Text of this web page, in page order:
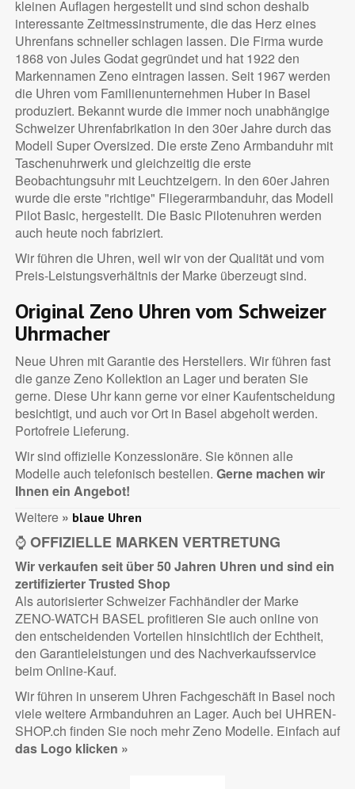
kleinen Auflagen hergestellt und sind schon deshalb
interessante Zeitmessinstrumente, die das Herz eines
Uhrenfans schneller schlagen lassen. Die Firma wurde
1868 von Jules Godat gegründet und hat 1922 den
Markennamen Zeno eintragen lassen. Seit 1967 werden
die Uhren vom Familienunternehmen Huber in Basel
produziert. Bekannt wurde die immer noch unabhängige
Schweizer Uhrenfabrikation in den 30er Jahre durch das
Modell Super Oversized. Die erste Zeno Armbanduhr mit
Taschenuhrwerk und gleichzeitig die erste
Beobachtungsuhr mit Leuchtzeigern. In den 60er Jahren
wurde die erste "richtige" Fliegerarmbanduhr, das Modell
Pilot Basic, hergestellt. Die Basic Pilotenuhren werden
auch heute noch fabriziert.
Wir führen die Uhren, weil wir von der Qualität und vom
Preis-Leistungsverhältnis der Marke überzeugt sind.
Original Zeno Uhren vom Schweizer
Uhrmacher
Neue Uhren mit Garantie des Herstellers. Wir führen fast
die ganze Zeno Kollektion an Lager und beraten Sie
gerne. Diese Uhr kann gerne vor einer Kaufentscheidung
besichtigt, und auch vor Ort in Basel abgeholt werden.
Portofreie Lieferung.
Wir sind offizielle Konzessionäre. Sie können alle
Modelle auch telefonisch bestellen. Gerne machen wir
Ihnen ein Angebot!
Weitere » blaue Uhren
⌚OFFIZIELLE MARKEN VERTRETUNG
Wir verkaufen seit über 50 Jahren Uhren und sind ein
zertifizierterTrusted Shop
Als autorisierter Schweizer Fachhändler der Marke
ZENO-WATCH BASEL profitieren Sie auch online von
den entscheidenden Vorteilen hinsichtlich der Echtheit,
den Garantieleistungen und des Nachverkaufsservice
beim Online-Kauf.
Wir führen in unserem Uhren Fachgeschäft in Basel noch
viele weitere Armbanduhren an Lager. Auch bei UHREN-
SHOP.ch finden Sie noch mehr Zeno Modelle. Einfach auf
das Logo klicken »